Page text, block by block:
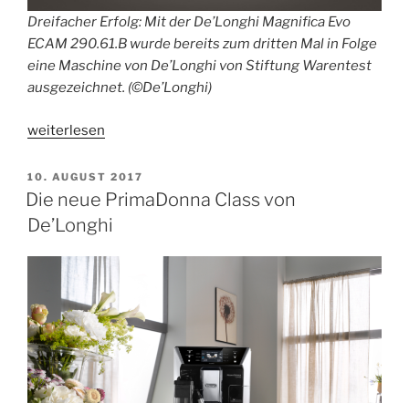
Dreifacher Erfolg: Mit der De’Longhi Magnifica Evo
ECAM 290.61.B wurde bereits zum dritten Mal in Folge
eine Maschine von De’Longhi von Stiftung Warentest
ausgezeichnet. (©De’Longhi)
„De’Longhi
der
Magnifica
Evo
Testsieger
bei
Warentest“
weiterlesen
VERÖFFENTLICHT
AM
10. AUGUST 2017
Die neue PrimaDonna Class von
De’Longhi